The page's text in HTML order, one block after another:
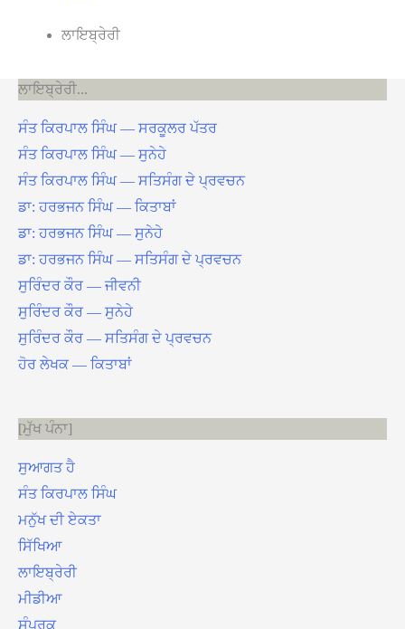
ਲਾਇਬ੍ਰੇਰੀ
ਲਾਇਬ੍ਰੇਰੀ
ਸੰਤ ਕਿਰਪਾਲ ਸਿੰਘ — ਸਰਕੂਲਰ ਪੱਤਰ
ਸੰਤ ਕਿਰਪਾਲ ਸਿੰਘ — ਸੁਨੇਹੇ
ਸੰਤ ਕਿਰਪਾਲ ਸਿੰਘ — ਸਤਿਸੰਗ ਦੇ ਪ੍ਰਵਚਨ
ਡਾ: ਹਰਭਜਨ ਸਿੰਘ — ਕਿਤਾਬਾਂ
ਡਾ: ਹਰਭਜਨ ਸਿੰਘ — ਸੁਨੇਹੇ
ਡਾ: ਹਰਭਜਨ ਸਿੰਘ — ਸਤਿਸੰਗ ਦੇ ਪ੍ਰਵਚਨ
ਸੁਰਿੰਦਰ ਕੌਰ — ਜੀਵਨੀ
ਸੁਰਿੰਦਰ ਕੌਰ — ਸੁਨੇਹੇ
ਸੁਰਿੰਦਰ ਕੌਰ — ਸਤਿਸੰਗ ਦੇ ਪ੍ਰਵਚਨ
ਹੋਰ ਲੇਖਕ — ਕਿਤਾਬਾਂ
ਮੁੱਖ ਪੰਨਾ
ਸੁਆਗਤ ਹੈ
ਸੰਤ ਕਿਰਪਾਲ ਸਿੰਘ
ਮਨੁੱਖ ਦੀ ਏਕਤਾ
ਸਿੱਖਿਆ
ਲਾਇਬ੍ਰੇਰੀ
ਮੀਡੀਆ
ਸੰਪਰਕ